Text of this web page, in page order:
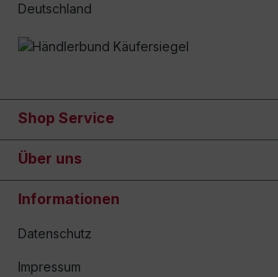
Deutschland
Shop Service
Über uns
Informationen
Datenschutz
Impressum